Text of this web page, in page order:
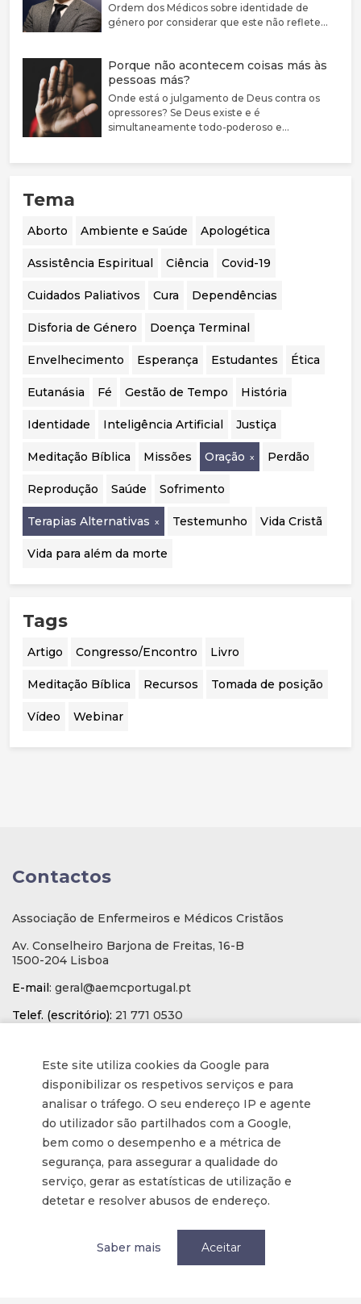
Este site utiliza cookies da Google para
disponibilizar os respetivos serviços e para
analisar o tráfego. O seu endereço IP e agente
do utilizador são partilhados com a Google,
bem como o desempenho e a métrica de
segurança, para assegurar a qualidade do
serviço, gerar as estatísticas de utilização e
detetar e resolver abusos de endereço.
Saber mais Aceitar
Ordem dos Médicos sobre identidade de
género por considerar que este não reflete
Defende que a disforia de género deve ser
encarada como uma condição médica
associada a sofrimento e sublinha a elevada
prevalência de comorbilidades psiquiátricas
nestes jovens. Argumenta que a evidência
abordagem mais prudente, sobretudo em
o acompanhamento psicológico. Por fim,
considera essencial realizar uma auditoria
avaliar a segurança, eficácia e qualidade das
Porque não acontecem coisas más às
pessoas más?
Onde está o julgamento de Deus contra os
opressores? Se Deus existe e é
simultaneamente todo-poderoso e
Tema
Aborto Ambiente e Saúde Apologética
Assistência Espiritual Ciência Covid-19
Cuidados Paliativos Cura Dependências
Disforia de Género Doença Terminal
Envelhecimento Esperança Estudantes Ética
Eutanásia Fé Gestão de Tempo História
Identidade Inteligência Artificial Justiça
Meditação Bíblica Missões Oração Perdão
Reprodução Saúde Sofrimento
Terapias Alternativas Testemunho Vida Cristã
Vida para além da morte
Tags
Artigo Congresso/Encontro Livro
Meditação Bíblica Recursos Tomada de posição
Vídeo Webinar
Contactos
Associação de Enfermeiros e Médicos Cristãos
Av. Conselheiro Barjona de Freitas, 16-B
1500-204 Lisboa
E-mail: geral@aemcportugal.pt
Telef. (escritório): 21 771 0530
592006107
Informações
Inscrição na Newsletter
Tornar-se membro
Política de privacidade / Privacy